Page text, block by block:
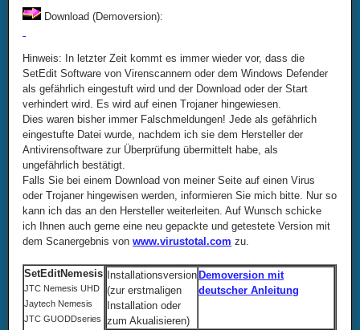
Download (Demoversion):
Hinweis: In letzter Zeit kommt es immer wieder vor, dass die
SetEdit Software von Virenscannern oder dem Windows Defender
als gefährlich eingestuft wird und der Download oder der Start
verhindert wird. Es wird auf einen Trojaner hingewiesen.
Dies waren bisher immer Falschmeldungen! Jede als gefährlich
eingestufte Datei wurde, nachdem ich sie dem Hersteller der
Antivirensoftware zur Überprüfung übermittelt habe, als
ungefährlich bestätigt.
Falls Sie bei einem Download von meiner Seite auf einen Virus
oder Trojaner hingewisen werden, informieren Sie mich bitte. Nur so
kann ich das an den Hersteller weiterleiten. Auf Wunsch schicke
ich Ihnen auch gerne eine neu gepackte und getestete Version mit
dem Scanergebnis vonwww.virustotal.com zu.
SetEditNemesis
JTC Nemesis UHD
Jaytech Nemesis
JTC GUODDseries
Installationsversion
(zur erstmaligen
Installation oder
zum Akualisieren)
Demoversion mit
deutscher Anleitung